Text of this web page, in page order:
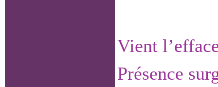
Vient
Présence